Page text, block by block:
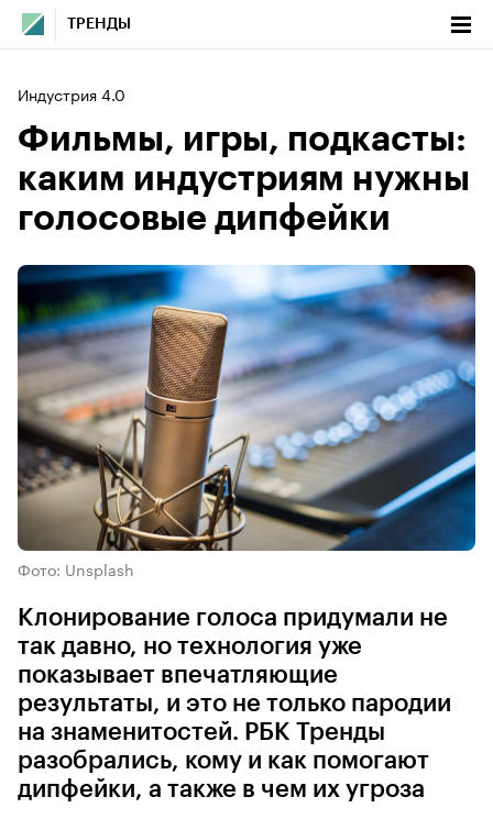
ТРЕНДЫ
Индустрия 4.0
Фильмы, игры, подкасты:
каким индустриям нужны
голосовые дипфейки
Фото: Unsplash
Клонирование голоса придумали не
так давно, но технология уже
показывает впечатляющие
результаты, и это не только пародии
на знаменитостей. РБК Тренды
разобрались, кому и как помогают
дипфейки, а также в чем их угроза